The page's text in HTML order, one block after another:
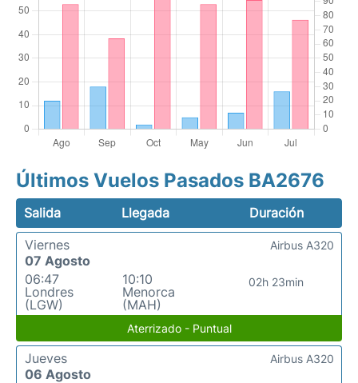
Últimos Vuelos Pasados BA2676
Salida Llegada
Duración
Viernes
07 Agosto
06:47
Londres
(LGW)
10:10
Menorca
(MAH)
02h 23min
Airbus A320
Aterrizado - Puntual
Jueves
06 Agosto
Airbus A320